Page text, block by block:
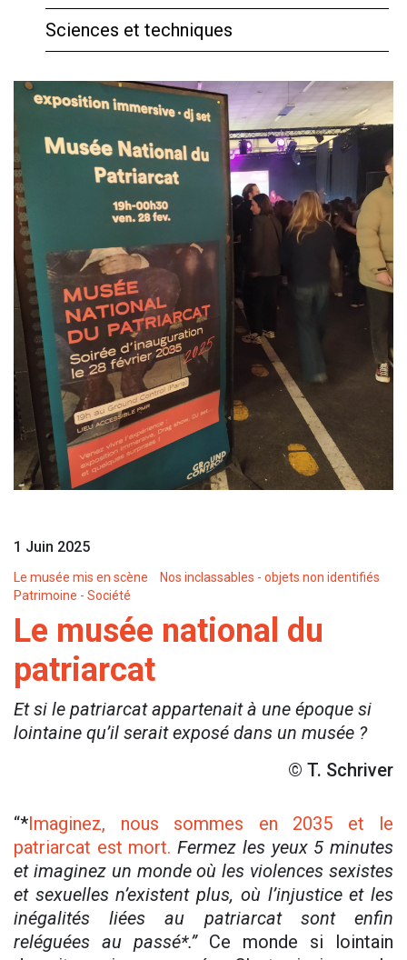
Sciences et techniques
1 Juin 2025
Le musée mis en scène
Nos inclassables - objets non identifiés
Patrimoine - Société
Le musée national du
patriarcat
Et si le patriarcat appartenait à une époque si
lointaine qu’il serait exposé dans un musée ?
© T. Schriver
“*Imaginez, nous sommes en 2035 et le
patriarcat est mort. Fermez les yeux 5 minutes
et imaginez un monde où les violences sexistes
et sexuelles n’existent plus, où l’injustice et les
inégalités liées au patriarcat sont enfin
reléguées au passé*.”Ce monde si lointain